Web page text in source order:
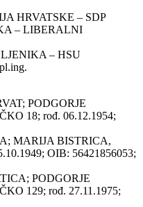
HRVATSKE – SDP
– LIBERALNI
– HSU
PODGORJE
18; rođ. 06.12.1954;
MARIJA BISTRICA,
OIB: 56421856053;
PODGORJE
129; rođ. 27.11.1975;